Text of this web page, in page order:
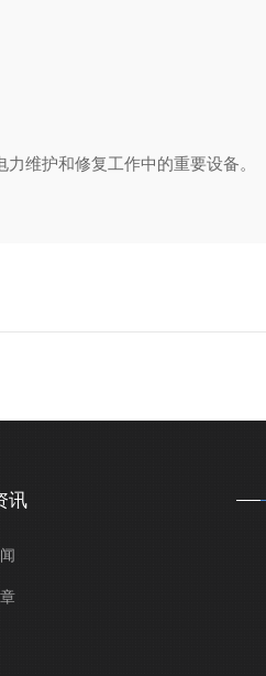
维护和修复工作中的重要设备。
讯